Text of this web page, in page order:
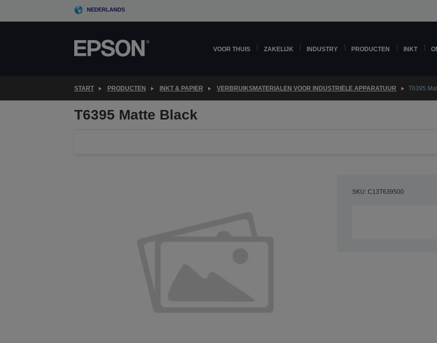
NEDERLANDS
VOOR THUIS ZAKELIJK INDUSTRY PRODUCTEN INKT
START PRODUCTEN INKT & PAPIER VERBRUIKSMATERIALEN VOOR INDUSTRIËLE APPARATUUR T6395
T6395 Matte Black
SKU: C13T639500